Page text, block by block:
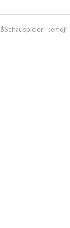
$Schauspieler :emoji